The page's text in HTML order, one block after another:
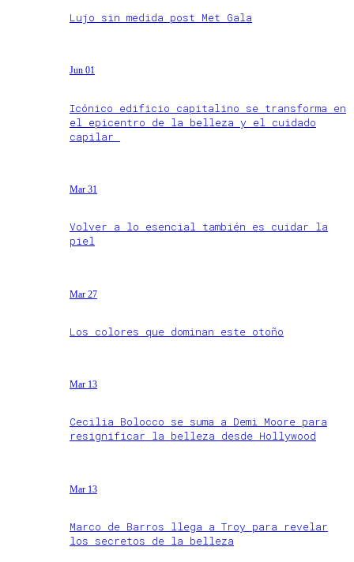
Lujo sin medida post Met Gala
Jun 01
Icónico edificio capitalino se transforma en
el epicentro de la belleza y el cuidado
capilar
Mar 31
Volver a lo esencial también es cuidar la
piel
Mar 27
Los colores que dominan este otoño
Mar 13
Cecilia Bolocco se suma a Demi Moore para
resignificar la belleza desde Hollywood
Mar 13
Marco de Barros llega a Troy para revelar
los secretos de la belleza